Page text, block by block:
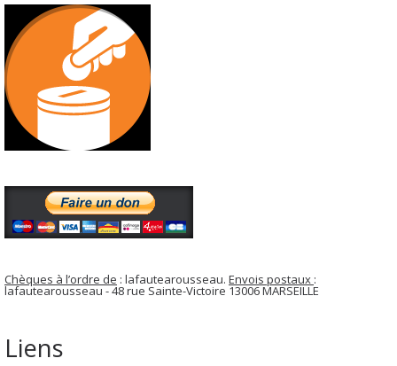
Chèques à l’ordre de : lafautearousseau. Envois postaux :
lafautearousseau - 48 rue Sainte-Victoire 13006 MARSEILLE
Liens